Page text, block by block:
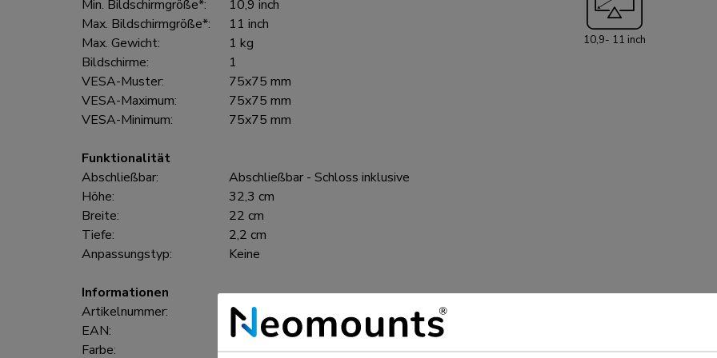
der folgenden
Tischständer -
Min. Bildschirmgröße*:
10,9 inch
Max. Bildschirmgröße*:
11 inch
Max. Gewicht:
1 kg
Bildschirme:
1
VESA-Muster:
75x75 mm
VESA-Maximum:
75x75 mm
VESA-Minimum:
75x75 mm
Funktionalität
Abschließbar:
Abschließbar - Schloss inklusive
Höhe:
32,3 cm
Breite:
22 cm
Tiefe:
2,2 cm
Anpassungstyp:
Keine
Informationen
Artikelnummer:
WL15-601BL1
EAN:
8721246340324
Farbe:
Schwarz
10,9- 11 inch